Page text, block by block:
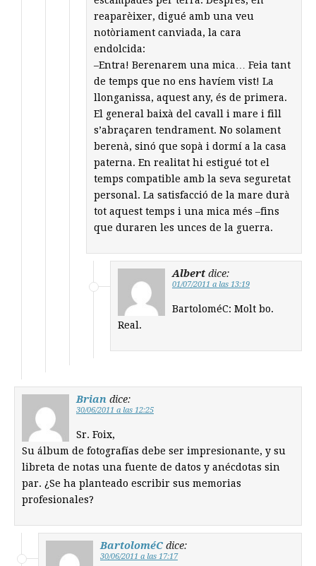
reaparèixer, digué amb una veu
notòriament canviada, la cara
endolcida:
–Entra! Berenarem una mica… Feia tant
de temps que no ens havíem vist! La
llonganissa, aquest any, és de primera.
El general baixà del cavall i mare i fill
s’abraçaren tendrament. No solament
berenà, sinó que sopà i dormí a la casa
paterna. En realitat hi estigué tot el
temps compatible amb la seva seguretat
personal. La satisfacció de la mare durà
tot aquest temps i una mica més –fins
que duraren les unces de la guerra.
Albert dice:
01/07/2011 a las 13:19
BartoloméC: Molt bo.
Real.
Brian dice:
30/06/2011 a las 12:25
Sr. Foix,
Su álbum de fotografías debe ser impresionante, y su
libreta de notas una fuente de datos y anécdotas sin
par. ¿Se ha planteado escribir sus memorias
profesionales?
BartoloméC dice:
30/06/2011 a las 17:17